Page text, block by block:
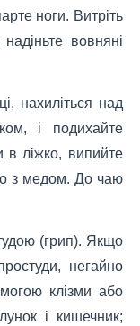
ноги. Витріть
вовняні
нахиліться над
і подихайте
ліжко, випийте
з медом. До чаю
(грип). Якщо
негайно
клізми або
і кишечник;